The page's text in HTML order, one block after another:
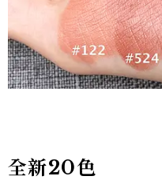
全新20色